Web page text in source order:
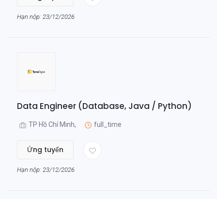
Hạn nộp: 23/12/2026
Data Engineer (Database, Java / Python)
TP Hồ Chí Minh, full_time
Ứng tuyển
Hạn nộp: 23/12/2026